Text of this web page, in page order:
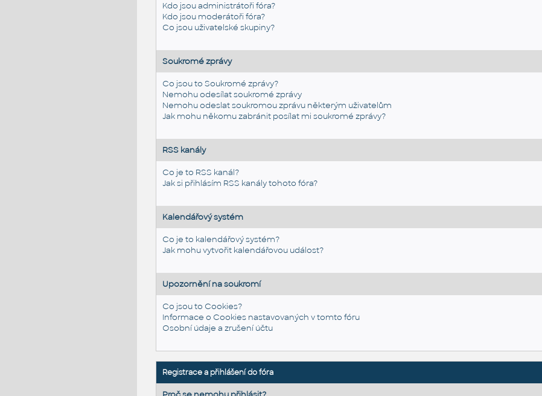
Kdo jsou administrátoři fóra?
Kdo jsou moderátoři fóra?
Co jsou uživatelské skupiny?
Soukromé zprávy
Co jsou to Soukromé zprávy?
Nemohu odesílat soukromé zprávy
Nemohu odeslat soukromou zprávu některým uživatelům
Jak mohu někomu zabránit posílat mi soukromé zprávy?
RSS kanály
Co je to RSS kanál?
Jak si přihlásím RSS kanály tohoto fóra?
Kalendářový systém
Co je to kalendářový systém?
Jak mohu vytvořit kalendářovou událost?
Upozornění na soukromí
Co jsou to Cookies?
Informace o Cookies nastavovaných v tomto fóru
Osobní údaje a zrušení účtu
Registrace a přihlášení do fóra